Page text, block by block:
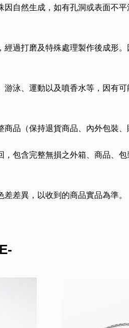
自然生成，如有孔洞或表面不
過打磨及特殊處理製作後成形
泳、運動以及噴香水等，因有
品（保持退貨商品、內外包裝、
包含完整無損之外箱、商品、
差異，以收到的商品實品為準。